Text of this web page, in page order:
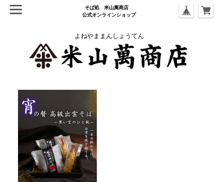
そば処 ⽶⼭萬商店
公式オンラインショップ
よねやままんしょうてん